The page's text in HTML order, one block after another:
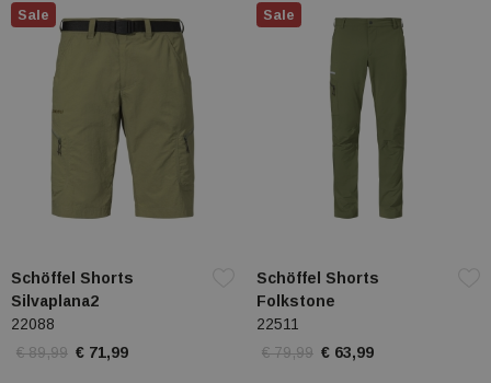
Schöffel Shorts
Silvaplana2
22088
€ 89,99 € 71,99
Sale
Schöffel Shorts
Folkstone
22511
€ 79,99 € 63,99
Sale